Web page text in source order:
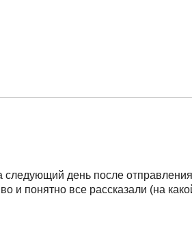
день после
и понятно все рассказали (на